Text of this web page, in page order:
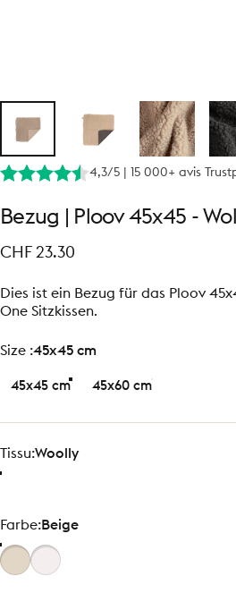
4,3/5 | 15 000+ avis
Bezug Ploov 45x45 -
CHF 23.30
Dies ist ein Bezug für das Ploov
One Sitzkissen.
size
Size :45x45 cm
45x45 cm 45x60 cm
Tissu
Tissu:Woolly
Farbe
Farbe:Beige